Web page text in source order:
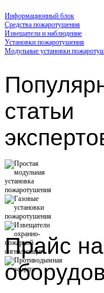
Информационный блок
Средства пожаротушения
Извещатели и наблюдение
Установки пожаротушения
Модульные установки
статьи
Прайс на